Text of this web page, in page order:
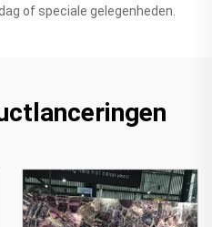
of speciale gelegenheden.